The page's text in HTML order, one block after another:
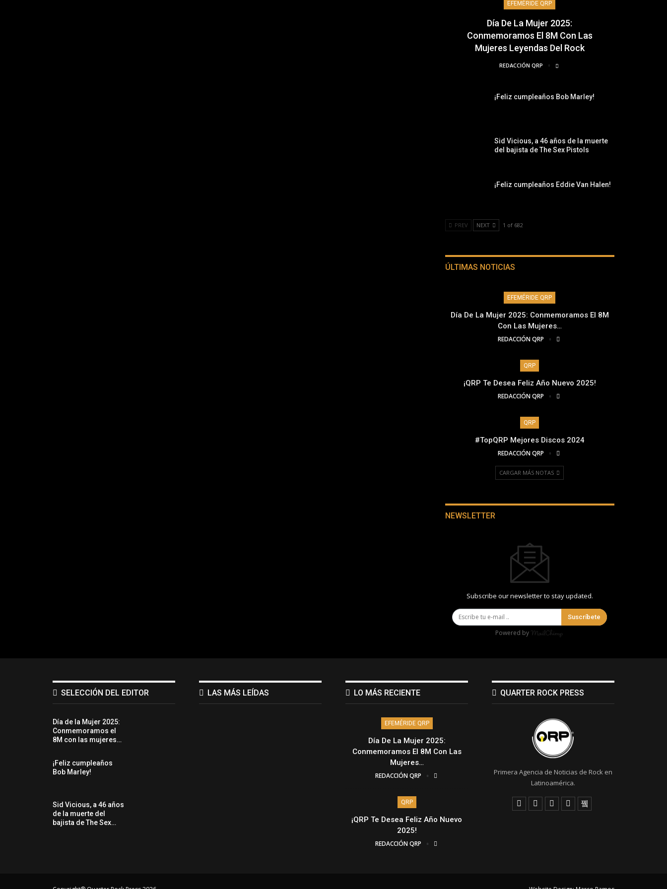
EFEMÉRIDE QRP
Día De La Mujer 2025:
Conmemoramos El 8M Con Las
Mujeres Leyendas Del Rock
REDACCIÓN QRP
¡Feliz cumpleaños Bob Marley!
Sid Vicious, a 46 años de la muerte
del bajista de The Sex Pistols
¡Feliz cumpleaños Eddie Van Halen!
PREV NEXT 1 of 682
ÚLTIMAS NOTICIAS
EFEMÉRIDE QRP
Día De La Mujer 2025: Conmemoramos El 8M
Con Las Mujeres…
REDACCIÓN QRP
QRP
¡QRP Te Desea Feliz Año Nuevo 2025!
REDACCIÓN QRP
QRP
#TopQRP Mejores Discos 2024
REDACCIÓN QRP
CARGAR MÁS NOTAS
NEWSLETTER
Subscribe our newsletter to stay updated.
Suscríbete
Powered by
SELECCIÓN DEL EDITOR
Día de la Mujer 2025:
Conmemoramos el
8M con las mujeres…
¡Feliz cumpleaños
Bob Marley!
Sid Vicious, a 46 años
de la muerte del
bajista de The Sex…
LAS MÁS LEÍDAS LO MÁS RECIENTE
EFEMÉRIDE QRP
Día De La Mujer 2025:
Conmemoramos El 8M Con Las
Mujeres…
REDACCIÓN QRP
QRP
¡QRP Te Desea Feliz Año Nuevo
2025!
REDACCIÓN QRP
QUARTER ROCK PRESS
Primera Agencia de Noticias de Rock en
Latinoamérica.